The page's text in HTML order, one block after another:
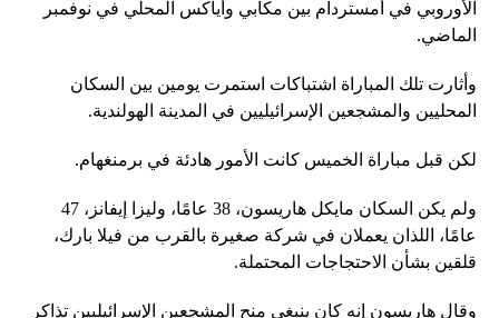
الأوروبي في أمستردام بين مكابي وأياكس المحلي في نوفمبر
الماضي.
وأثارت تلك المباراة اشتباكات استمرت يومين بين السكان
المحليين والمشجعين الإسرائيليين في المدينة الهولندية.
لكن قبل مباراة الخميس كانت الأمور هادئة في برمنغهام.
ولم يكن السكان مايكل هاريسون، 38 عامًا، وليزا إيفانز، 47
عامًا، اللذان يعملان في شركة صغيرة بالقرب من فيلا بارك،
قلقين بشأن الاحتجاجات المحتملة.
وقال هاريسون إنه كان ينبغي منح المشجعين الإسرائيليين تذاكر